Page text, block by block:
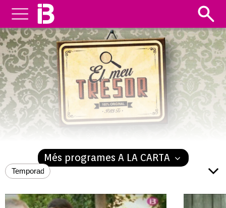
EL MEU TRESOR
Més programes A LA CARTA